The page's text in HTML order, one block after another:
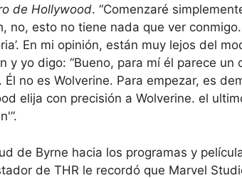
de Hollywood. “Comenzaré
no, esto no tiene nada que ver
En mi opinión, están muy lejos del
y yo digo: “Bueno, para mí él parece
Él no es Wolverine. Para empezar, es
elija con precisión a Wolverine. el
de Byrne hacia los programas y
de THR le recordó que Marvel